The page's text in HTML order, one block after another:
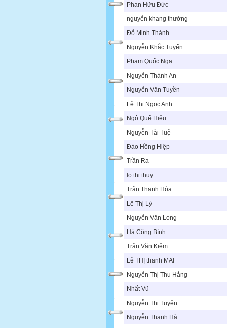
Phan Hữu Đức
nguyễn khang thường
Đỗ Minh Thành
Nguyễn Khắc Tuyến
Phạm Quốc Nga
Nguyễn Thành An
Nguyễn Văn Tuyền
Lê Thị Ngọc Anh
Ngô Quế Hiếu
Nguyễn Tài Tuệ
Đào Hồng Hiệp
Trần Ra
lo thi thuy
Trân Thanh Hòa
Lê Thị Lý
Nguyễn Văn Long
Hà Công Bình
Trần Văn Kiếm
Lê THỊ thanh MAI
Nguyễn Thị Thu Hằng
Nhất Vũ
Nguyễn Thị Tuyến
Nguyễn Thanh Hà